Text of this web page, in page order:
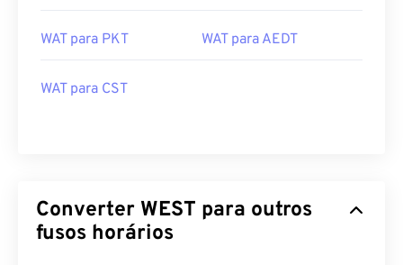
WAT para PKT WAT para AEDT
WAT para CST
Converter WEST para outros
fusos horários